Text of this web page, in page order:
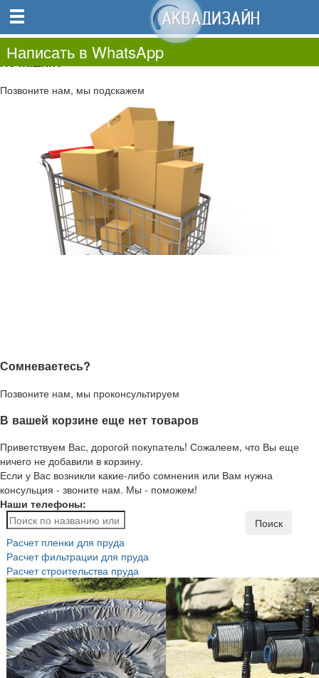
0.00
0
Не нашли?
Позвоните нам, мы подскажем
Сомневаетесь?
Позвоните нам, мы проконсультируем
В вашей корзине еще нет товаров
Приветствуем Вас, дорогой покупатель! Сожалеем, что Вы еще
ничего не добавили в корзину.
Если у Вас возникли какие-либо сомнения или Вам нужна
консульция - звоните нам. Мы - поможем!
Наши телефоны:
Написать в WhatsApp
Поиск
Расчет пленки для пруда
Расчет фильтрации для пруда
Расчет строительства пруда